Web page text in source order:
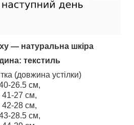
― натуральна шкіра
текстиль
(довжина устілки)
26.5 см,
41-27 см,
42-28 см,
28.5 см,